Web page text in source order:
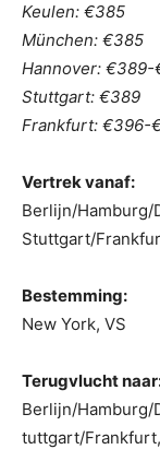
Keulen: €385
München: €385
Hannover: €389-
Stuttgart: €389
Frankfurt: €396-
Vertrek vanaf:
Berlijn/
Stuttgart/
Bestemming:
New York, VS
Terugvlucht
Berlijn/Hamburg/
tuttgart/